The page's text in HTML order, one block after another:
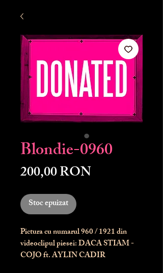
Blondie-0960
200,00 RONPreț
Stoc epuizat
Pictura cu numarul960/ 1921 din
videoclipul piesei: DACA STIAM -
COJO ft. AYLIN CADIR